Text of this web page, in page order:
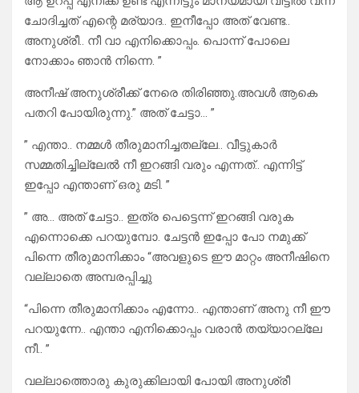
ചോദിച്ചത് എന്റെ മര്യാദ.. ഇനീപ്പോ അത് വേണ്ട..
അനുശ്രീ.. നീ വാ എനിക്കൊപ്പം. പൊന്ന് പോലെ
നോക്കാം ഞാൻ നിന്നെ. ”
അനീഷ് അനുശ്രീക്ക് നേരെ തിരിഞ്ഞു.അവൾ ആകെ
പതറി പോയിരുന്നു.” അത് ചേട്ടാ… ”
” എന്താ.. നമ്മൾ തീരുമാനിച്ചതല്ലേ.. വീട്ടുകാർ
സമ്മതിച്ചില്ലേൽ നീ ഇറങ്ങി വരും എന്നത്.. എന്നിട്ട്
ഇപ്പോ എന്താണ് ഒരു മടി. ”
” അ… അത് ചേട്ടാ.. ഇത്ര പെട്ടെന്ന് ഇറങ്ങി വരുക
എന്നൊക്കെ പറയുമ്പോ. ചേട്ടൻ ഇപ്പോ പോ നമുക്ക്
പിന്നെ തീരുമാനിക്കാം “അവളുടെ ഈ മാറ്റം അനീഷിനെ
വല്ലാതെ അമ്പരപ്പിച്ചു
“പിന്നെ തീരുമാനിക്കാം എന്നോ.. എന്താണ് അനു നീ ഈ
പറയുന്നേ.. എന്താ എനിക്കൊപ്പം വരാൻ തയ്യാറല്ലേ
നീ.. ”
വല്ലാത്തൊരു കുരുക്കിലായി പോയി അനുശ്രീ